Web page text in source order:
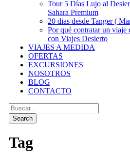
Tour 5 Días Lujo al
Sahara Premium
20 dias desde Tanger (
Por qué contratar un viaje
con Viajes Desierto
VIAJES A MEDIDA
OFERTAS
EXCURSIONES
NOSOTROS
BLOG
CONTACTO
Tag